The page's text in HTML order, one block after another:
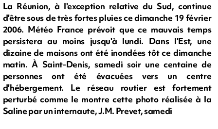
La Réunion, à l'exception relative du Sud, continue
d'être sous de très fortes pluies ce dimanche 19 février
2006. Météo France prévoit que ce mauvais temps
persistera au moins jusqu'à lundi. Dans l'Est, une
dizaine de maisons ont été inondées tôt ce dimanche
matin. À Saint-Denis, samedi soir une centaine de
personnes ont été évacuées vers un centre
d'hébergement. Le réseau routier est fortement
perturbé comme le montre cette photo réalisée à la
Saline par un internaute, J.M. Prevet, samedi